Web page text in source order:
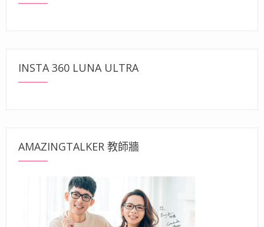
INSTA 360 LUNA ULTRA
AMAZINGTALKER 教師牆